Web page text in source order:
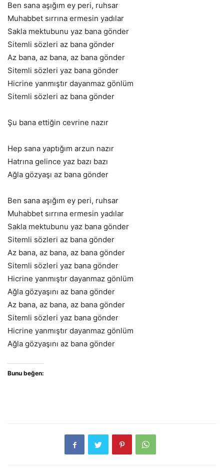
Ben sana aşığım ey peri, ruhsar
Muhabbet sırrına ermesin yadılar
Sakla mektubunu yaz bana gönder
Sitemli sözleri az bana gönder
Az bana, az bana, az bana gönder
Sitemli sözleri yaz bana gönder
Hicrine yanmıştır dayanmaz gönlüm
Sitemli sözleri az bana gönder
Şu bana ettiğin cevrine nazır
Hep sana yaptığım arzun nazır
Hatrına gelince yaz bazı bazı
Ağla gözyaşı az bana gönder
Ben sana aşığım ey peri, ruhsar
Muhabbet sırrına ermesin yadılar
Sakla mektubunu yaz bana gönder
Sitemli sözleri az bana gönder
Az bana, az bana, az bana gönder
Sitemli sözleri yaz bana gönder
Hicrine yanmıştır dayanmaz gönlüm
Ağla gözyaşını az bana gönder
Az bana, az bana, az bana gönder
Sitemli sözleri yaz bana gönder
Hicrine yanmıştır dayanmaz gönlüm
Ağla gözyaşını az bana gönder
Bunu beğen: